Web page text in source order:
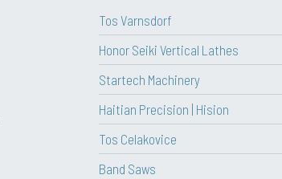
Tos Varnsdorf
Honor Seiki Vertical Lathes
Startech Machinery
Haitian Precision | Hision
Tos Celakovice
Band Saws